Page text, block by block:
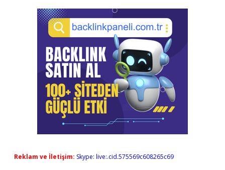
Reklam ve İletişim: Skype: live:.cid.575569c608265c69